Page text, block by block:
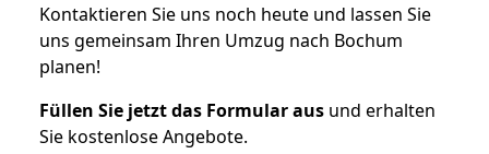
Kontaktieren Sie uns noch heute und lassen Sie
uns gemeinsam Ihren Umzug nach Bochum
planen!
Füllen Sie jetzt das Formular aus und erhalten
Sie kostenlose Angebote.